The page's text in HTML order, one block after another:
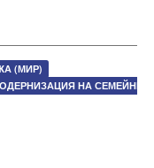
(МИР)
НА СЕМЕЙНИ